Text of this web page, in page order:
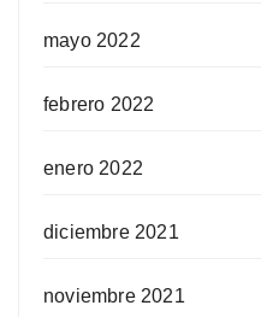
mayo 2022
febrero 2022
enero 2022
diciembre 2021
noviembre 2021